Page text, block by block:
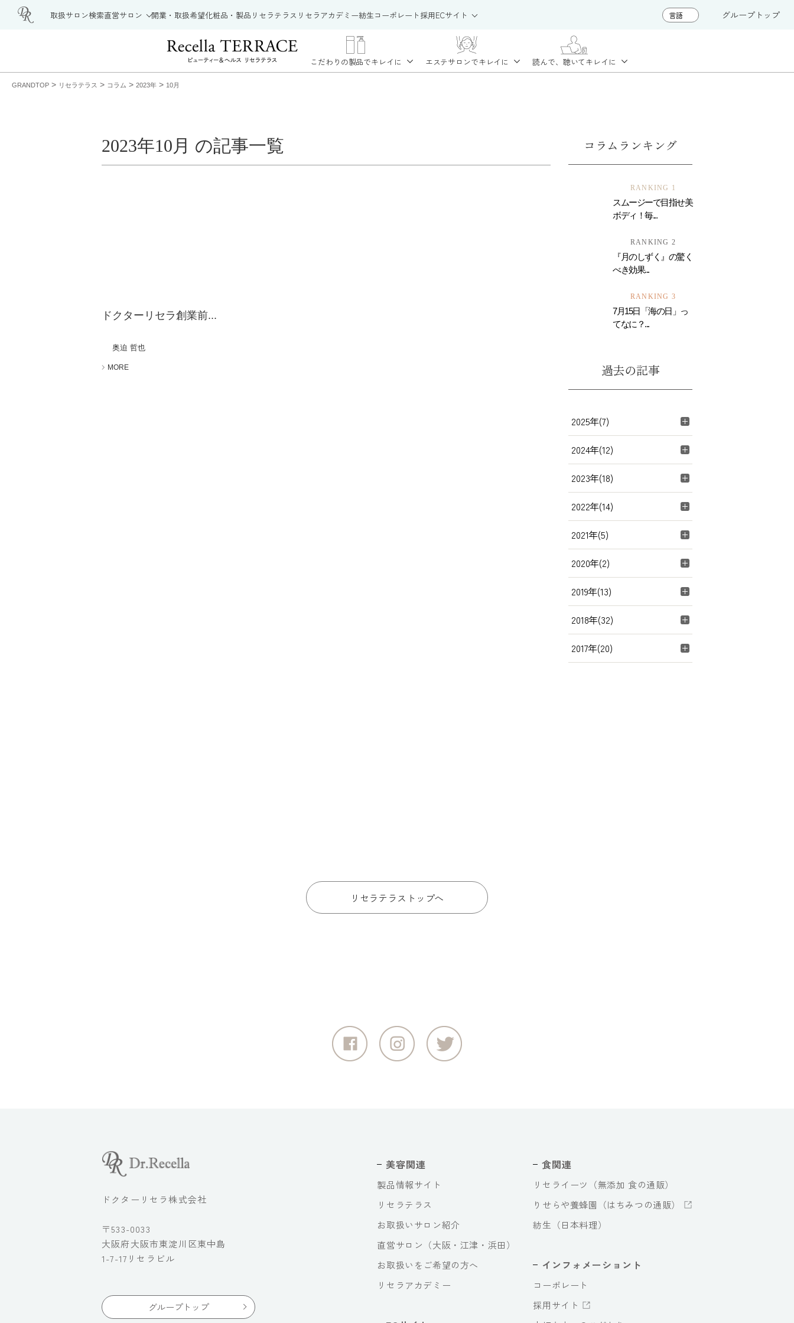
取扱サロン検索直営サロン 開業・取扱希望化粧品・製品 リセラテラス リセラアカデミー紡生コーポレート採用ECサイト グループトップ
こだわりの製品でキレイに エステサロンでキレイに 読んで、聴いてキレイに
GRANDTOP > リセラテラス > コラム > 2023年 > 10月
2023年10月 の記事一覧
ドクターリセラ創業前...
奥迫 哲也
MORE
コラムランキング
RANKING 1
スムージーで目指せ美
ボディ！毎...
RANKING 2
『月のしずく』の驚く
べき効果...
RANKING 3
7月15日「海の日」っ
てなに？...
過去の記事
2025年(7)
2024年(12)
2023年(18)
2022年(14)
2021年(5)
2020年(2)
2019年(13)
2018年(32)
2017年(20)
リセラテラストップへ
ドクターリセラ株式会社
〒533-0033
大阪府大阪市東淀川区東中島
1-7-17リセラビル
グループトップ
美容関連
製品情報サイト
リセラテラス
お取扱いサロン紹介
直営サロン（大阪・江津・浜田）
お取扱いをご希望の方へ
リセラアカデミー
食関連
リセライーツ（無添加 食の通販）
りせらや養蜂園（はちみつの通販）
紡生（日本料理）
インフォメーショント
コーポレート
採用サイト